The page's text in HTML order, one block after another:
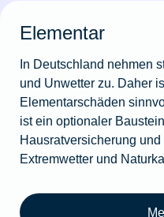
Elementar
In Deutschland nehmen
und Unwetter zu. Daher
Elementarschäden
ist ein optionaler
Hausratversicherung
Extremwetter und